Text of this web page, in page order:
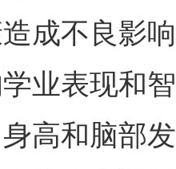
成不良影
业表现和
高和脑部